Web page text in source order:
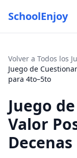
SchoolEnjoy
Volver a Todos los
Juego de
para 4to–5to
Juego
Valor